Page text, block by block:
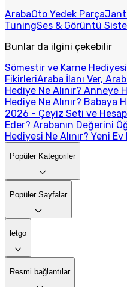
ArabaOto Yedek ParçaJant
TuningSes & Görüntü
Bunlar da ilgini çekebilir
Sömestir ve Karne Hediyesi
FikirleriAraba İlanı Ver,
Hediye Ne Alınır? Anneye
Hediye Ne Alınır? Babaya
2026 - Çeyiz Seti ve
Eder? Arabanın Değerini
Hediyesi Ne Alınır? Yeni
Popüler Kategoriler
Popüler Sayfalar
letgo
Resmi bağlantılar